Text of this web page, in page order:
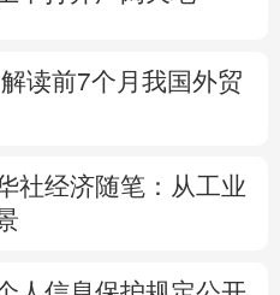
读前7个月我国外贸
社经济随笔：从工业